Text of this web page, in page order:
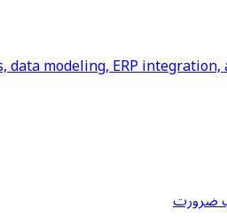
data modeling, ERP integration,
ضرورت